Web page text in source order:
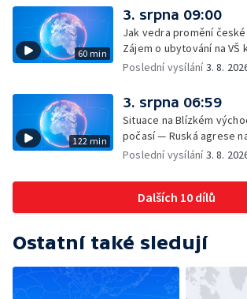
60 min
3. srpna 09:00
Jak vedra promění
Zájem o ubytování na VŠ
Poslední vysílání3. 8.
122 min
3. srpna 06:59
Situace na Blízkém
počasí — Ruská agrese
Poslední vysílání3. 8.
Dalších 10 dílů
Ostatní také sledují